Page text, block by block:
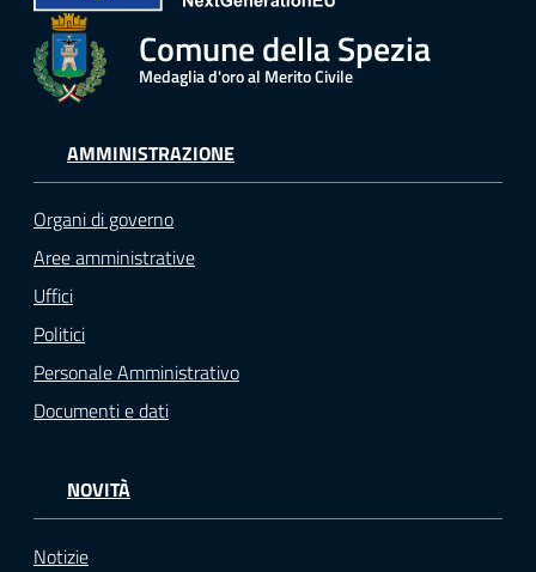
Comune della Spezia
Medaglia d'oro al Merito Civile
AMMINISTRAZIONE
Organi di governo
Aree amministrative
Uffici
Politici
Personale Amministrativo
Documenti e dati
NOVITÀ
Notizie